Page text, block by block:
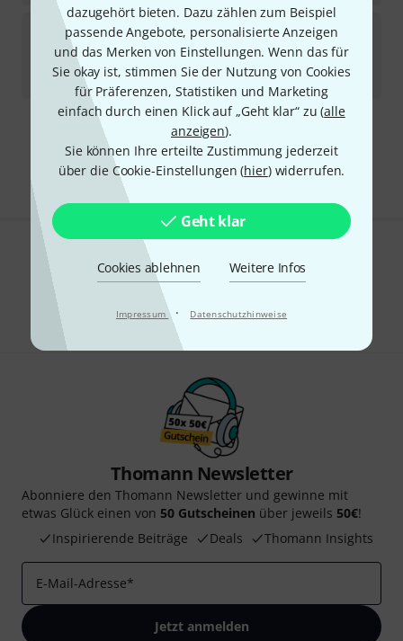
dazugehört bieten. Dazu zählen zum Beispiel
passende Angebote, personalisierte Anzeigen
und das Merken von Einstellungen. Wenn das für
Sie okay ist, stimmen Sie der Nutzung von Cookies
für Präferenzen, Statistiken und Marketing
einfach durch einen Klick auf „Geht klar“ zu (alle
anzeigen).
Sie können Ihre erteilte Zustimmung jederzeit
über die Cookie-Einstellungen (hier) widerrufen.
Geht klar
Cookies ablehnen Weitere Infos
Impressum · Datenschutzhinweise
MidlandUSB Cable
1
17,90 €
Kostenloser Versand ab 29 €
Alle Preise inkl. MwSt.
Gefällt Ihnen, was Sie sehen?
Thomann Newsletter
Abonniere den Thomann Newsletter und gewinne mit
etwas Glück einen von 50 Gutscheinen über jeweils 50€!
Inspirierende Beiträge
Deals Thomann Insights
E-Mail-Adresse*
Jetzt anmelden